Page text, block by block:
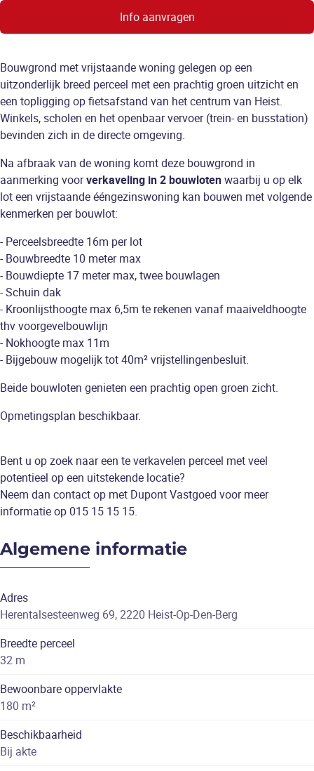
Info aanvragen
Bouwgrond met vrijstaande woning gelegen op een
uitzonderlijk breed perceel met een prachtig groen uitzicht en
een topligging op fietsafstand van het centrum van Heist.
Winkels, scholen en het openbaar vervoer (trein- en busstation)
bevinden zich in de directe omgeving.
Na afbraak van de woning komt deze bouwgrond in
aanmerking voorverkaveling in 2 bouwlotenwaarbij u op elk
lot een vrijstaande ééngezinswoning kan bouwen met volgende
kenmerken per bouwlot:
- Perceelsbreedte 16m per lot
- Bouwbreedte 10 meter max
- Bouwdiepte 17 meter max, twee bouwlagen
- Schuin dak
- Kroonlijsthoogte max 6,5m te rekenen vanaf maaiveldhoogte
thv voorgevelbouwlijn
- Nokhoogte max 11m
- Bijgebouw mogelijk tot 40m² vrijstellingenbesluit.
Beide bouwloten genieten een prachtig open groen zicht.
Opmetingsplan beschikbaar.
Bent u op zoek naar een te verkavelen perceel met veel
potentieel op een uitstekende locatie?
Neem dan contact op met Dupont Vastgoed voor meer
informatie op 015 15 15 15.
Algemene informatie
Adres
Herentalsesteenweg 69, 2220 Heist-Op-Den-Berg
Breedte perceel
32 m
Bewoonbare oppervlakte
180 m²
Beschikbaarheid
Bij akte